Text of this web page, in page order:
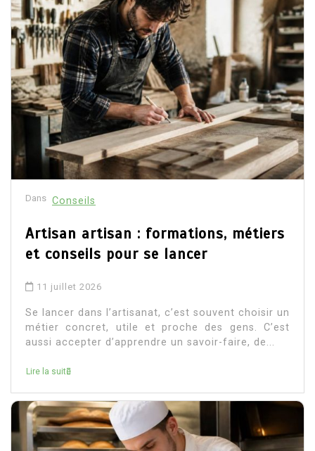
Dans Conseils
Artisan artisan : formations, métiers
et conseils pour se lancer
11 juillet 2026
Se lancer dans l’artisanat, c’est souvent choisir un
métier concret, utile et proche des gens. C’est
aussi accepter d’apprendre un savoir-faire, de...
Lire la suite